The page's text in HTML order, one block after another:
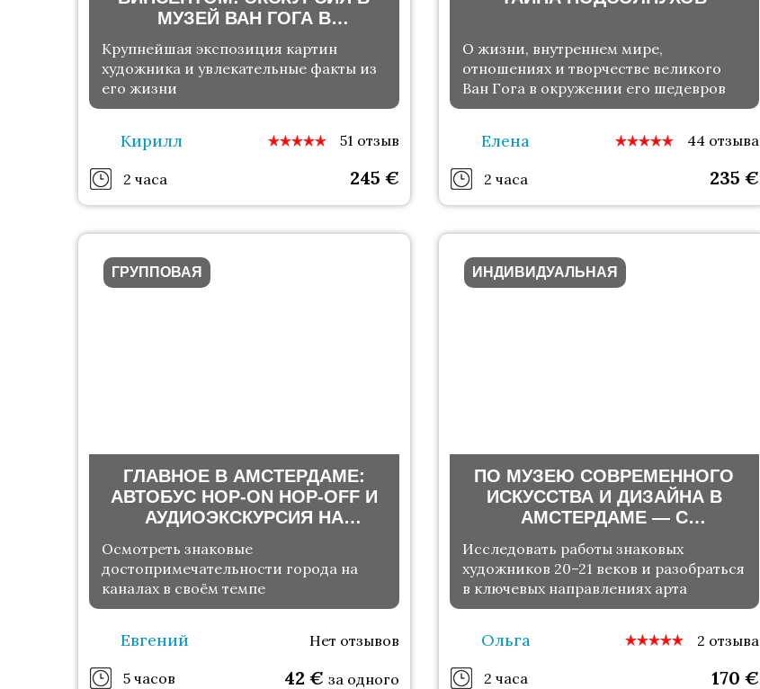
МУЗЕЙ ВАН ГОГА В
Крупнейшая экспозиция картин
художника и увлекательные факты из
его жизни
Кирилл 51 отзыв
2 часа 245 €
О жизни, внутреннем мире,
отношениях и творчестве великого
Ван Гога в окружении его шедевров
Елена 44 отзыва
2 часа 235€
ГРУППОВАЯ
ГЛАВНОЕ В АМСТЕРДАМЕ:
АВТОБУС HOP-ON HOP-OFF И
АУДИОЭКСКУРСИЯ НА
Осмотреть знаковые
достопримечательности города на
каналах в своём темпе
Евгений Нет отзывов
5 часов 42 € за одного
ИНДИВИДУАЛЬНАЯ
ПО МУЗЕЮ СОВРЕМЕННОГО
ИСКУССТВА И ДИЗАЙНА В
АМСТЕРДАМЕ — С
Исследовать работы знаковых
художников 20–21 веков и разобраться
в ключевых направлениях арта
Ольга 2 отзыва
2 часа 170€